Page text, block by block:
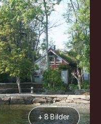
+ 8 Bilder